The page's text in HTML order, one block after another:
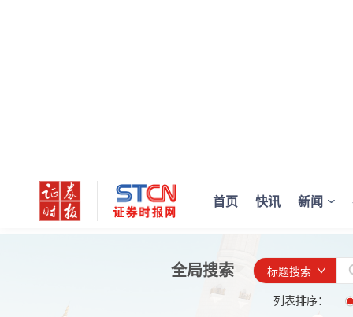
首页 快讯 新闻
全局搜索
标题搜索
列表排序：